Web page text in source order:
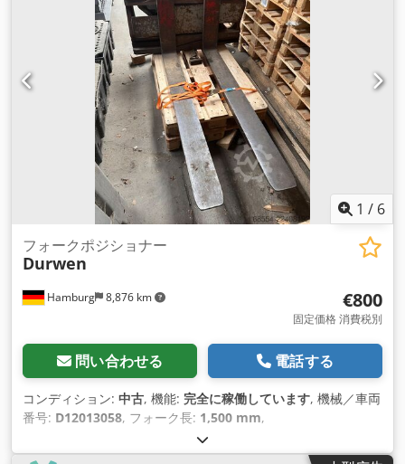
1 / 6
Hamburg 8,876 km
フォークポジショナー
Durwen
€800
固定価格 消費税別
問い合わせる 電話する
コンディション: 中古, 機能: 完全に稼働しています, 機械／車両
番号: D12013058, フォーク長: 1,500 mm,